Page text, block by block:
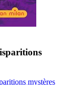
mystères